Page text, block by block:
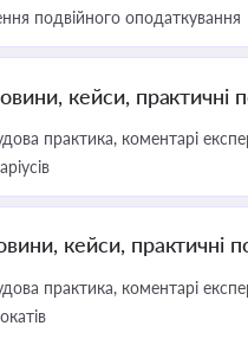
подвійного оподаткування
кейси, практичні
практика, коментарі
кейси, практичні
практика, коментарі